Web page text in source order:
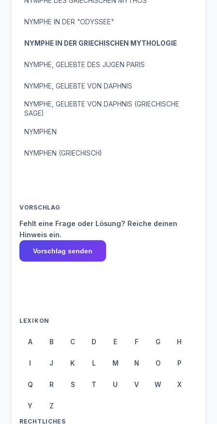
NYMPHE IN DER "ODYSSEE"
NYMPHE IN DER GRIECHISCHEN MYTHOLOGIE
NYMPHE, GELIEBTE DES JUGEN PARIS
NYMPHE, GELIEBTE VON DAPHNIS
NYMPHE, GELIEBTE VON DAPHNIS (GRIECHISCHE
SAGE)
NYMPHEN
NYMPHEN (GRIECHISCH)
VORSCHLAG
Fehlt eine Frage oder Lösung? Reiche deinen
Hinweis ein.
Vorschlag senden
LEXIKON
A B C D E F G H
I J K L M N O P
Q R S T U V W X
Y Z
RECHTLICHES